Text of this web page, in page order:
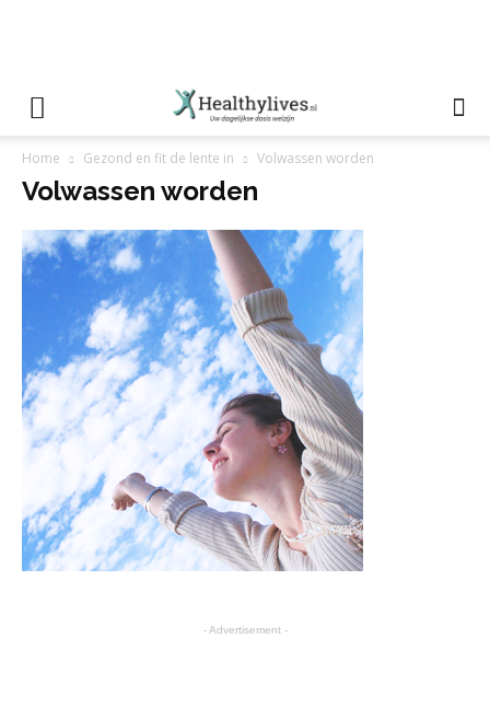
Home Gezond en fit de lente in Volwassen worden
Volwassen worden
- Advertisement -